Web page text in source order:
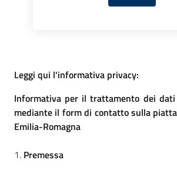
Leggi qui l'informativa privacy:
Informativa per il trattamento dei
mediante il form di contatto sulla
Emilia-Romagna
1. Premessa